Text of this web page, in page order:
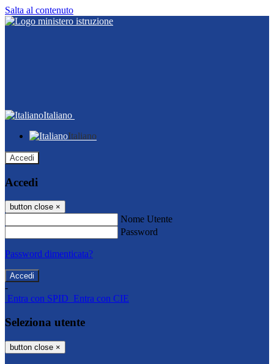
Salta al contenuto
Italiano
Italiano
Accedi
Accedi
button close ×
Nome Utente
Password
Password dimenticata?
-
Entra con SPID Entra con CIE
Seleziona utente
button close ×